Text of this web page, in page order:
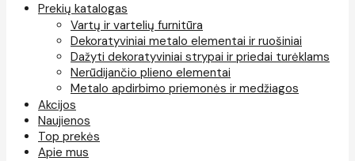
Prekių katalogas
Vartų ir vartelių furnitūra
Dekoratyviniai metalo elementai ir ruošiniai
Dažyti dekoratyviniai strypai ir priedai turėklams
Nerūdijančio plieno elementai
Metalo apdirbimo priemonės ir medžiagos
Akcijos
Naujienos
Top prekės
Apie mus